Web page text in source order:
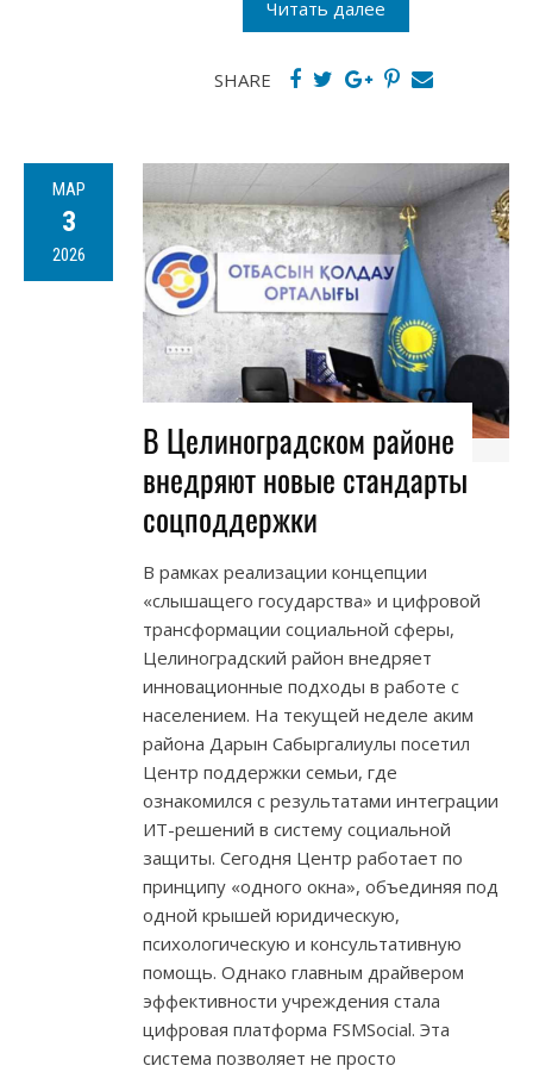
Читать далее
SHARE
МАР
3
2026
В Целиноградском районе
внедряют новые стандарты
соцподдержки
В рамках реализации концепции
«слышащего государства» и цифровой
трансформации социальной сферы,
Целиноградский район внедряет
инновационные подходы в работе с
населением. На текущей неделе аким
района Дарын Сабыргалиулы посетил
Центр поддержки семьи, где
ознакомился с результатами интеграции
ИТ-решений в систему социальной
защиты. Сегодня Центр работает по
принципу «одного окна», объединяя под
одной крышей юридическую,
психологическую и консультативную
помощь. Однако главным драйвером
эффективности учреждения стала
цифровая платформа FSMSocial. Эта
система позволяет не просто